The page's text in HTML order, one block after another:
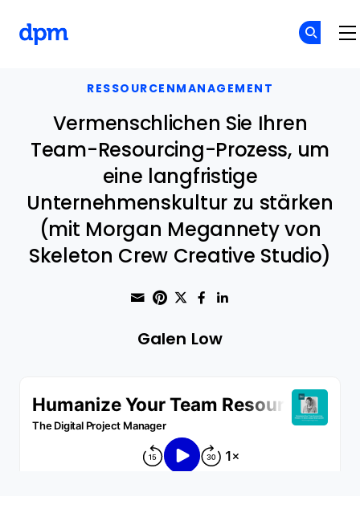
RESSOURCENMANAGEMENT
Vermenschlichen Sie Ihren
Team-Resourcing-Prozess, um
eine langfristige
Unternehmenskultur zu stärken
(mit Morgan Megannety von
Skeleton Crew Creative Studio)
Share through Email
Print this page
Share on Pinterest
Share on Twitter
Share on
Galen Low